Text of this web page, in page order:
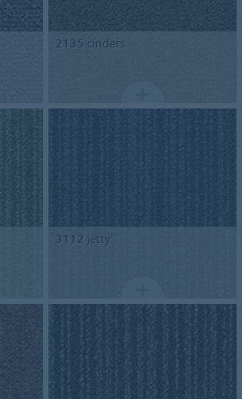
2135 cinders
3112 jetty